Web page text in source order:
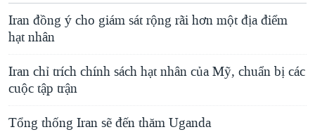
Iran đồng ý cho giám sát rộng rãi hơn một địa điểm
hạt nhân
Iran chỉ trích chính sách hạt nhân của Mỹ, chuẩn bị các
cuộc tập trận
Tổng thống Iran sẽ đến thăm Uganda